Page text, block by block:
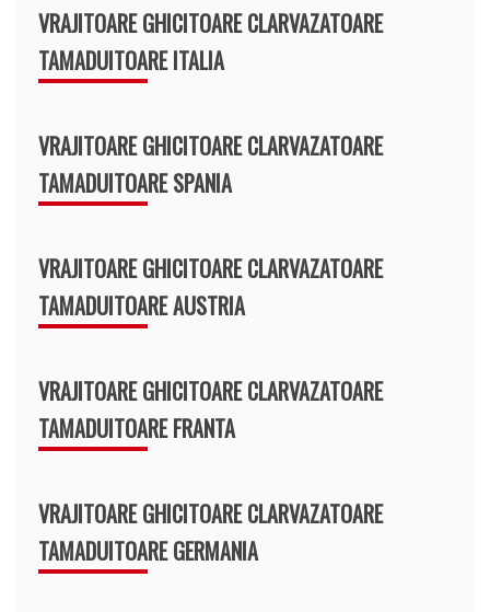
VRAJITOARE GHICITOARE CLARVAZATOARE
TAMADUITOARE ITALIA
VRAJITOARE GHICITOARE CLARVAZATOARE
TAMADUITOARE SPANIA
VRAJITOARE GHICITOARE CLARVAZATOARE
TAMADUITOARE AUSTRIA
VRAJITOARE GHICITOARE CLARVAZATOARE
TAMADUITOARE FRANTA
VRAJITOARE GHICITOARE CLARVAZATOARE
TAMADUITOARE GERMANIA